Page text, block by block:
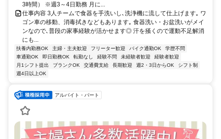
3時間） ※週3～4日勤務 月に...
仕事内容 3人チームで食器を手洗いし､洗浄機に流して仕上げます｡ ワ
ゴン車の移動、消毒拭きなどもあります｡ 食器洗い・お盆洗いがメイ
ンなので､普段の家事経験が活かせます◎ 汗を掻くので運動不足解消
にも...
扶養内勤務OK 主婦・主夫歓迎 フリーター歓迎 バイク通勤OK
学歴不問
車通勤OK
即日勤務OK 転勤なし 経験不問 未経験者歓迎
経験者歓迎
月1シフト提出
ブランクOK 交通費支給 長期歓迎 週2・3日からOK
シフト制
週4日以上OK
アルバイト・パート